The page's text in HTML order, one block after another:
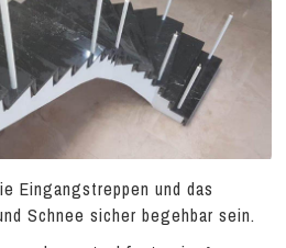
Eingangstreppen und das
Schnee sicher begehbar sein.